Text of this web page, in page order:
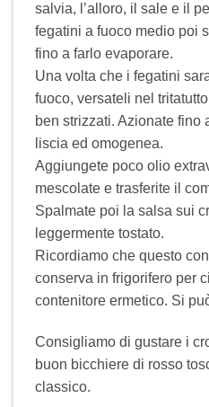
salvia, l’alloro, il sale e il
fegatini a fuoco medio poi
fino a farlo evaporare.
Una volta che i fegatini
fuoco, versateli nel
ben strizzati. Azionate fino
liscia ed omogenea.
Aggiungete poco olio
mescolate e trasferite il
Spalmate poi la salsa sui
leggermente tostato.
Ricordiamo che questo
conserva in frigorifero per
contenitore ermetico. Si
Consigliamo di gustare i
buon bicchiere di rosso
classico.